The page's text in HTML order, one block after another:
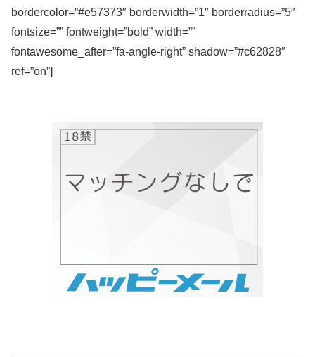
bordercolor=”#e57373″ borderwidth=”1″ borderradius=”5″
fontsize=”” fontweight=”bold” width=””
fontawesome_after=”fa-angle-right” shadow=”#c62828″
ref=”on”]